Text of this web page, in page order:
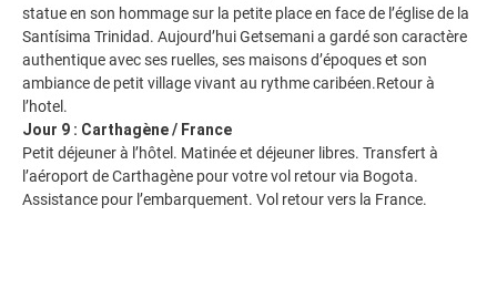
statue en son hommage sur la petite place en face de l’église de la
Santísima Trinidad. Aujourd’hui Getsemani a gardé son caractère
authentique avec ses ruelles, ses maisons d’époques et son
ambiance de petit village vivant au rythme caribéen.Retour à
l’hotel.
Jour 9 : Carthagène / France
Petit déjeuner à l’hôtel. Matinée et déjeuner libres. Transfert à
l’aéroport de Carthagène pour votre vol retour via Bogota.
Assistance pour l’embarquement. Vol retour vers la France.